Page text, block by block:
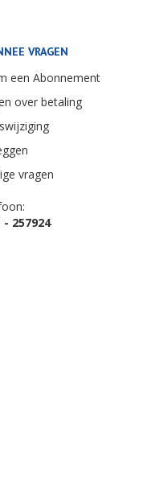
VRAGEN
een Abonnement
over betaling
vragen
- 257924